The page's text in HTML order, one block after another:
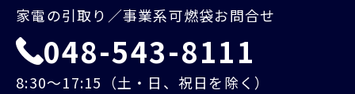
家電の引取り／事業系可燃袋お問合せ
048-543-8111
8:30～17:15（土・日、祝日を除く）